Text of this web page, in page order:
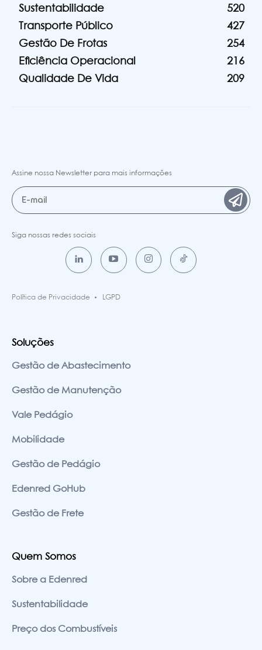
Sustentabilidade
520
Transporte Público
427
Gestão De Frotas
254
Eficiência Operacional
216
Qualidade De Vida
209
Assine nossa Newsletter para mais informações
Siga nossas redes sociais
Política de Privacidade LGPD
Soluções
Gestão de Abastecimento
Gestão de Manutenção
Vale Pedágio
Mobilidade
Gestão de Pedágio
Edenred GoHub
Gestão de Frete
Quem Somos
Sobre a Edenred
Sustentabilidade
Preço dos Combustíveis